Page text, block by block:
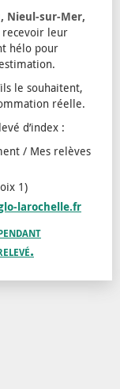
Nieul-sur-Mer,
leur
hélo pour
le souhaitent,
réelle.
d’index :
/ Mes relèves
1)
larochelle.fr